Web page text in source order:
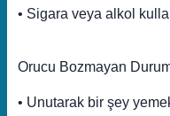
• Sigara veya alkol
Orucu Bozmayan
• Unutarak bir şey